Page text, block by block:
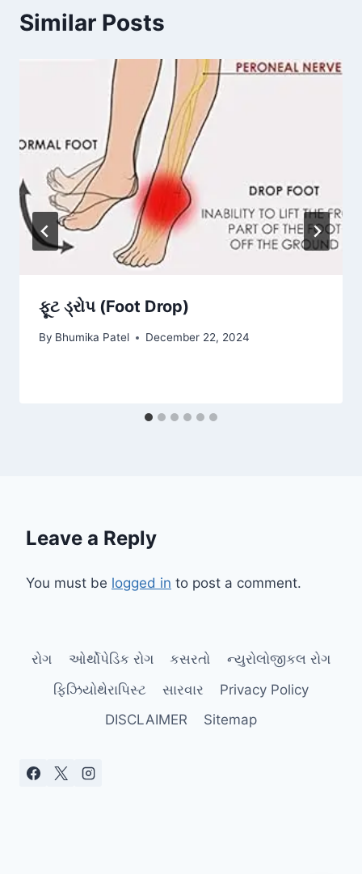
Similar Posts
ફૂટ ડ્રોપ (Foot Drop)
By Bhumika Patel December 22, 2024
Leave a Reply
You must be logged in to post a comment.
રોગ ઓર્થોપેડિક રોગ કસરતો
ન્યુરોલોજીકલ રોગ
ફિઝિયોથેરાપિસ્ટ
સારવાર
Privacy Policy
DISCLAIMER
Sitemap